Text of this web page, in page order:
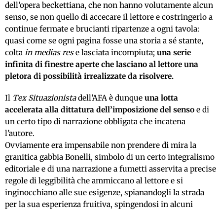
dell’opera beckettiana, che non hanno volutamente alcun
senso, se non quello di accecare il lettore e costringerlo a
continue fermate e brucianti ripartenze a ogni tavola:
quasi come se ogni pagina fosse una storia a sé stante,
colta in medias rese lasciata incompiuta; una serie
infinita di finestre aperte che lasciano al lettore una
pletora di possibilità irrealizzate da risolvere.
Il Tex Situazionistadell’AFA è dunque una lotta
accelerata alla dittatura dell’imposizione del senso e di
un certo tipo di narrazione obbligata che incatena
l’autore.
Ovviamente era impensabile non prendere di mira la
granitica gabbia Bonelli, simbolo di un certo integralismo
editoriale e di una narrazione a fumetti asservita a precise
regole di leggibilità che ammiccano al lettore e si
inginocchiano alle sue esigenze, spianandogli la strada
per la sua esperienza fruitiva, spingendosi in alcuni